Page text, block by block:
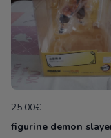
25.00€